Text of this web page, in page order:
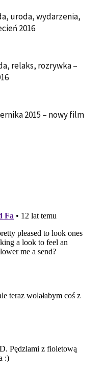
uroda, wydarzenia,
2016
relaks, rozrywka –
2015 – nowy film